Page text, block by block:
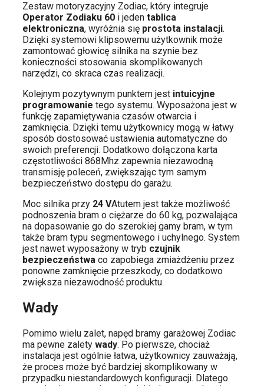
Zestaw motoryzacyjny Zodiac, który integruje
Operator Zodiaku 60 i jeden tablica
elektroniczna, wyróżnia się prostota instalacji.
Dzięki systemowi klipsowemu użytkownik może
zamontować głowicę silnika na szynie bez
konieczności stosowania skomplikowanych
narzędzi, co skraca czas realizacji.
Kolejnym pozytywnym punktem jest intuicyjne
programowanie tego systemu. Wyposażona jest w
funkcję zapamiętywania czasów otwarcia i
zamknięcia. Dzięki temu użytkownicy mogą w łatwy
sposób dostosować ustawienia automatyczne do
swoich preferencji. Dodatkowo dołączona karta
częstotliwości 868Mhz zapewnia niezawodną
transmisję poleceń, zwiększając tym samym
bezpieczeństwo dostępu do garażu.
Moc silnika przy 24 VAtutem jest także możliwość
podnoszenia bram o ciężarze do 60 kg, pozwalająca
na dopasowanie go do szerokiej gamy bram, w tym
także bram typu segmentowego i uchylnego. System
jest nawet wyposażony w tryb czujnik
bezpieczeństwa co zapobiega zmiażdżeniu przez
ponowne zamknięcie przeszkody, co dodatkowo
zwiększa niezawodność produktu.
Wady
Pomimo wielu zalet, napęd bramy garażowej Zodiac
ma pewne zalety wady. Po pierwsze, chociaż
instalacja jest ogólnie łatwa, użytkownicy zauważają,
że proces może być bardziej skomplikowany w
przypadku niestandardowych konfiguracji. Dlatego